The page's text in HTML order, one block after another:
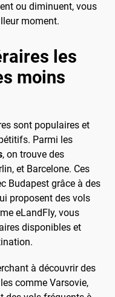
ou diminuent, vous
moment.
les
moins
sont populaires et
Parmi les
, on trouve des
et Barcelone. Ces
Budapest grâce à des
proposent des vols
eLandFly, vous
disponibles et
à découvrir des
comme Varsovie,